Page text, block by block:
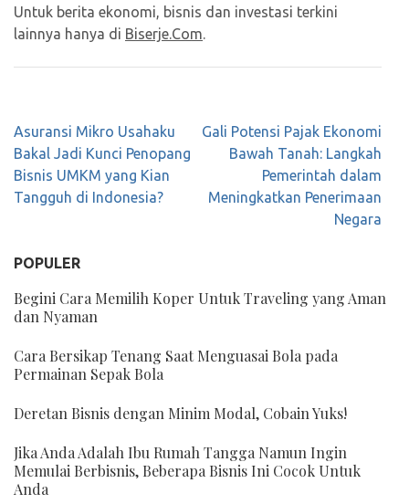
Untuk berita ekonomi, bisnis dan investasi terkini
lainnya hanya di Biserje.Com.
Navigasi
pos
Asuransi Mikro Usahaku
Bakal Jadi Kunci Penopang
Bisnis UMKM yang Kian
Tangguh di Indonesia?
Gali Potensi Pajak Ekonomi
Bawah Tanah: Langkah
Pemerintah dalam
Meningkatkan Penerimaan
Negara
POPULER
Begini Cara Memilih Koper Untuk Traveling yang Aman
dan Nyaman
Cara Bersikap Tenang Saat Menguasai Bola pada
Permainan Sepak Bola
Deretan Bisnis dengan Minim Modal, Cobain Yuks!
Jika Anda Adalah Ibu Rumah Tangga Namun Ingin
Memulai Berbisnis, Beberapa Bisnis Ini Cocok Untuk
Anda